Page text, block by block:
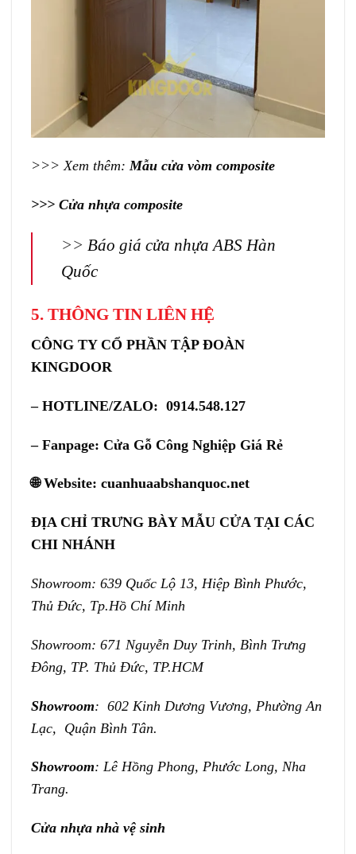
>>> Xem thêm: Mẫu cửa vòm composite
>>> Cửa nhựa composite
>> Báo giá cửa nhựa ABS Hàn
Quốc
5. THÔNG TIN LIÊN HỆ
CÔNG TY CỔ PHẦN TẬP ĐOÀN
KINGDOOR
– HOTLINE/ZALO: 0914.548.127
– Fanpage: Cửa Gỗ Công Nghiệp Giá Rẻ
🌐 Website: cuanhuaabshanquoc.net
ĐỊA CHỈ TRƯNG BÀY MẪU CỬA TẠI CÁC
CHI NHÁNH
Showroom: 639 Quốc Lộ 13, Hiệp Bình Phước,
Thủ Đức, Tp.Hồ Chí Minh
Showroom: 671 Nguyễn Duy Trinh, Bình Trưng
Đông, TP. Thủ Đức, TP.HCM
Showroom: 602 Kinh Dương Vương, Phường An
Lạc, Quận Bình Tân.
Showroom: Lê Hồng Phong, Phước Long, Nha
Trang.
Cửa nhựa nhà vệ sinh